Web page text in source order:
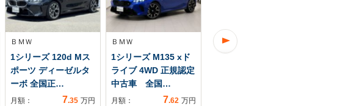
ＢＭＷ
1シリーズ 120d Mス
ポーツ ディーゼルタ
ーボ 全国正…
月額： 7.35 万円
ＢＭＷ
1シリーズ M135 xド
ライブ 4WD 正規認定
中古車 全国…
月額： 7.62 万円
ＢＭＷ